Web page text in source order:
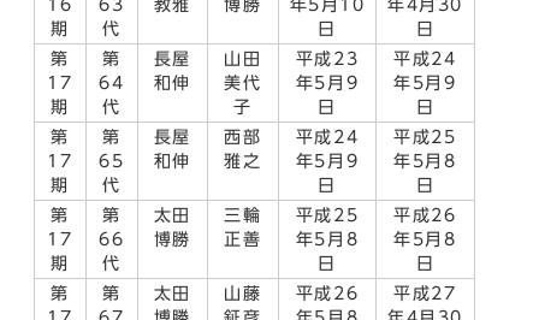
16
期
63
代
教雅
博勝
年5月10
日
年4月30
日
第
17
期
第
64
代
長屋
和伸
山田
美代
子
平成23
年5月9
日
平成24
年5月9
日
第
17
期
第
65
代
長屋
和伸
西部
雅之
平成24
年5月9
日
平成25
年5月8
日
第
17
期
第
66
代
太田
博勝
三輪
正善
平成25
年5月8
日
平成26
年5月8
日
第
第
太田
山藤
平成26
平成27